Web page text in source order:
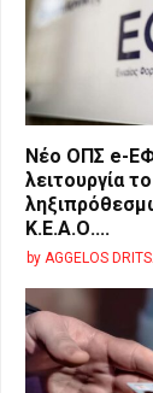
Νέο ΟΠΣ e-
λειτουργία
Κ.Ε.Α.Ο....
by AGGELOS